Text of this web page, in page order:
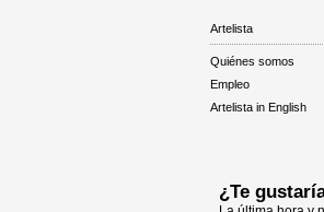
Artelista
Quiénes somos
Empleo
Artelista in English
¿Te